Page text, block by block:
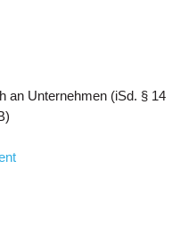
an Unternehmen (iSd. § 14